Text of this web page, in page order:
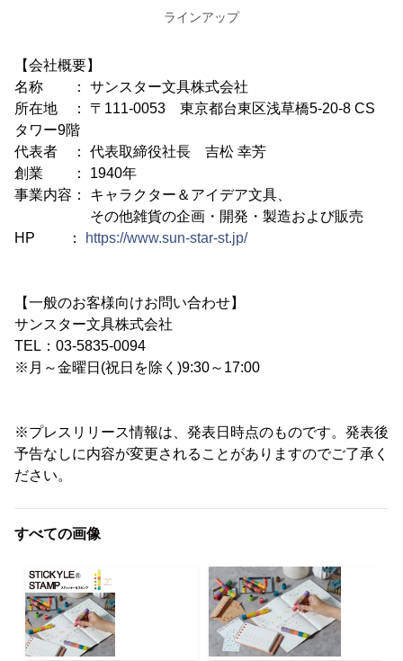
ラインアップ
【会社概要】
名称 ： サンスター文具株式会社
所在地 ： 〒111-0053 東京都台東区浅草橋5-20-8 CS
タワー9階
代表者 ： 代表取締役社長 吉松 幸芳
創業 ： 1940年
事業内容： キャラクター＆アイデア文具、
その他雑貨の企画・開発・製造および販売
HP ：
https://www.sun-star-st.jp/
【一般のお客様向けお問い合わせ】
サンスター文具株式会社
TEL：03-5835-0094
※月～金曜日(祝日を除く)9:30～17:00
※プレスリリース情報は、発表日時点のものです。発表後
予告なしに内容が変更されることがありますのでご了承く
ださい。
すべての画像